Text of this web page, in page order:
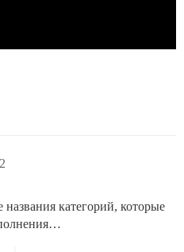
категорий, которые